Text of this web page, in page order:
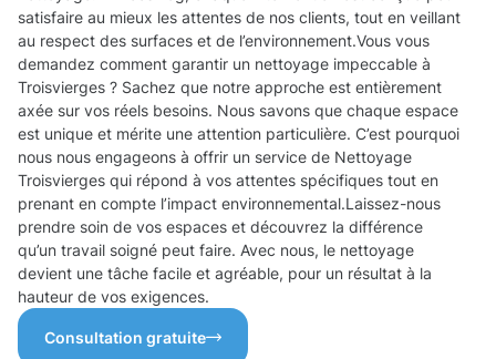
satisfaire au mieux les attentes de nos clients, tout en veillant
au respect des surfaces et de l’environnement.Vous vous
demandez comment garantir un nettoyage impeccable à
Troisvierges ? Sachez que notre approche est entièrement
axée sur vos réels besoins. Nous savons que chaque espace
est unique et mérite une attention particulière. C’est pourquoi
nous nous engageons à offrir un service de Nettoyage
Troisvierges qui répond à vos attentes spécifiques tout en
prenant en compte l’impact environnemental.Laissez-nous
prendre soin de vos espaces et découvrez la différence
qu’un travail soigné peut faire. Avec nous, le nettoyage
devient une tâche facile et agréable, pour un résultat à la
hauteur de vos exigences.
Consultation gratuite